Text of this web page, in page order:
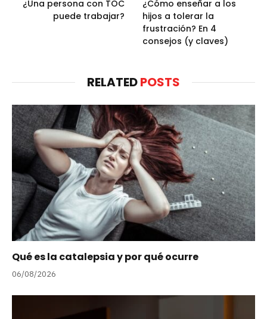
¿Una persona con TOC
puede trabajar?
¿Cómo enseñar a los
hijos a tolerar la
frustración? En 4
consejos (y claves)
RELATEDPOSTS
Qué es la catalepsia y por qué ocurre
06/08/2026